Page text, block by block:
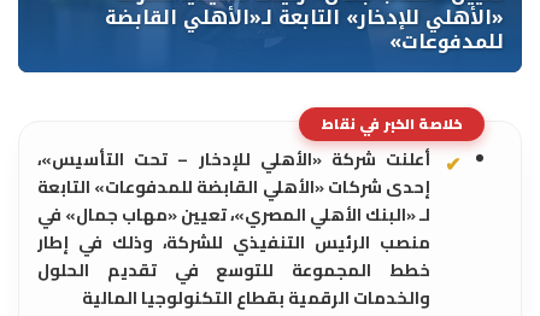
خلاصة الخبر في نقاط
أعلنت شركة «الأهلي للإدخار – تحت التأسيس»،
إحدى شركات «الأهلي القابضة للمدفوعات» التابعة
لـ «البنك الأهلي المصري»، تعيين «مهاب جمال» في
منصب الرئيس التنفيذي للشركة، وذلك في إطار
خطط المجموعة للتوسع في تقديم الحلول
والخدمات الرقمية بقطاع التكنولوجيا المالية